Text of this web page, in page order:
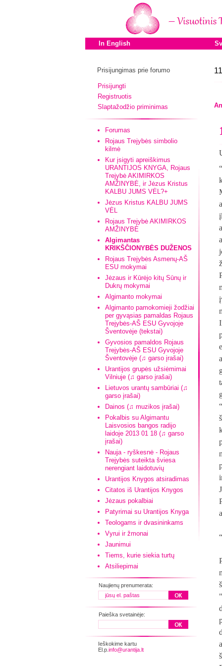
In English
Prisijungimas prie forumo
Prisijungti
Registruotis
Slaptažodžio priminimas
Forumas
Rojaus Trejybės simbolio
kilmė
Kur įsigyti apreiškimus
URANTIJOS KNYGA, Rojaus
Trejybė AKIMIRKOS
AMŽINYBĖ, ir Jėzus Kristus
KALBU JUMS VĖL?+
Jėzus Kristus KALBU JUMS
VĖL
Rojaus Trejybė AKIMIRKOS
AMŽINYBĖ
Algimantas
KRIKŠČIONYBĖS DUŽENOS
Rojaus Trejybės Asmenų-AŠ
ESU mokymai
Jėzaus ir Kūrėjo kitų Sūnų ir
Dukrų mokymai
Algimanto mokymai
Algimanto pamokomieji žodžiai
per gyvąsias pamaldas Rojaus
Trejybės-AŠ ESU Gyvojoje
Šventovėje (tekstai)
Gyvosios pamaldos Rojaus
Trejybės-AŠ ESU Gyvojoje
Šventovėje (♫ garso įrašai)
Urantijos grupės užsiėmimai
Vilniuje (♫ garso įrašai)
Lietuvos urantų sambūriai (♫
garso įrašai)
Dainos (♫ muzikos įrašai)
Pokalbis su Algimantu
Laisvosios bangos radijo
laidoje 2013 01 18 (♫ garso
įrašai)
Nauja - ryškesnė - Rojaus
Trejybės suteikta šviesa
nerengiant laidotuvių
Urantijos Knygos atsiradimas
Citatos iš Urantijos Knygos
Jėzaus pokalbiai
Patyrimai su Urantijos Knyga
Teologams ir dvasininkams
Vyrui ir žmonai
Jaunimui
Tiems, kurie siekia turtų
Atsiliepimai
Naujienų prenumerata:
Paieška svetainėje:
Ieškokime kartu
El.p. info@urantija.lt